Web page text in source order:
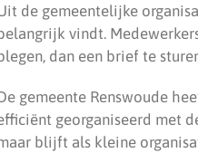
de gemeentelijke
vindt.
dan een brief te
gemeente Renswoude
georganiseerd met
blijft als kleine